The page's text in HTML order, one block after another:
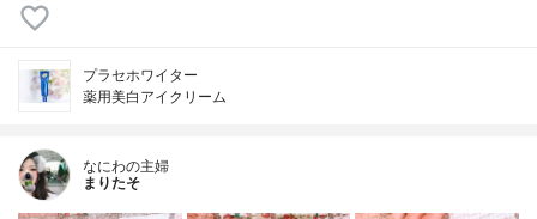
プラセホワイター
薬用美白アイクリーム
なにわの主婦
まりたそ